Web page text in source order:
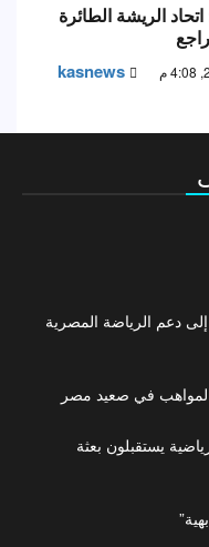
الريشة الطائرة
kasnews
إلى دعم الرياضة المصرية
المواهب في صعيد مصر
يستقبلون بعثة